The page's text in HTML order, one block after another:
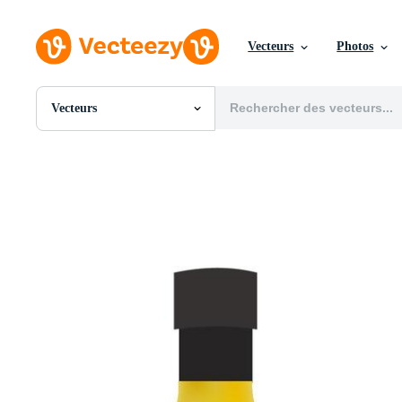
Vecteurs Photos
Vecteurs
Toutes Images